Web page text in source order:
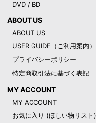
DVD / BD
ABOUT US
ABOUT US
USER GUIDE（ご利用案内）
プライバシーポリシー
特定商取引法に基づく表記
MY ACCOUNT
MY ACCOUNT
お気に入り (ほしい物リスト)